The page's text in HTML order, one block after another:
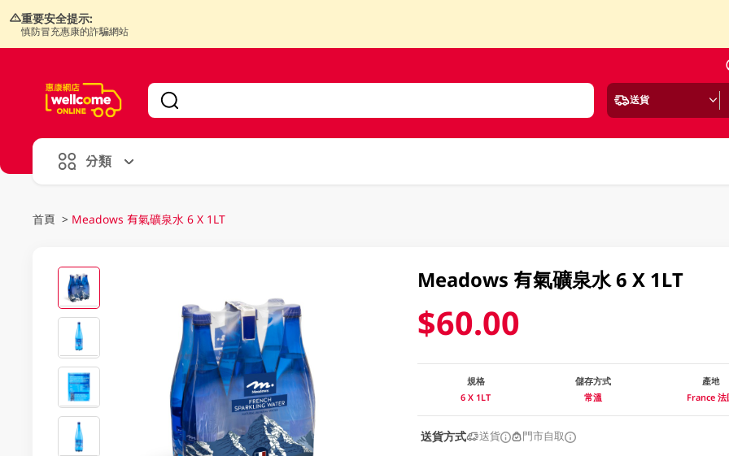
重要安全提示:
慎防冒充惠康的詐騙網站
送貨
分類
首頁 > Meadows 有氣礦泉水 6 X 1LT
Meadows 有氣礦泉水 6 X 1LT
$60.00
規格
6 X 1LT
儲存方式
常溫
產地
France 法
送貨方式 送貨 門市自取